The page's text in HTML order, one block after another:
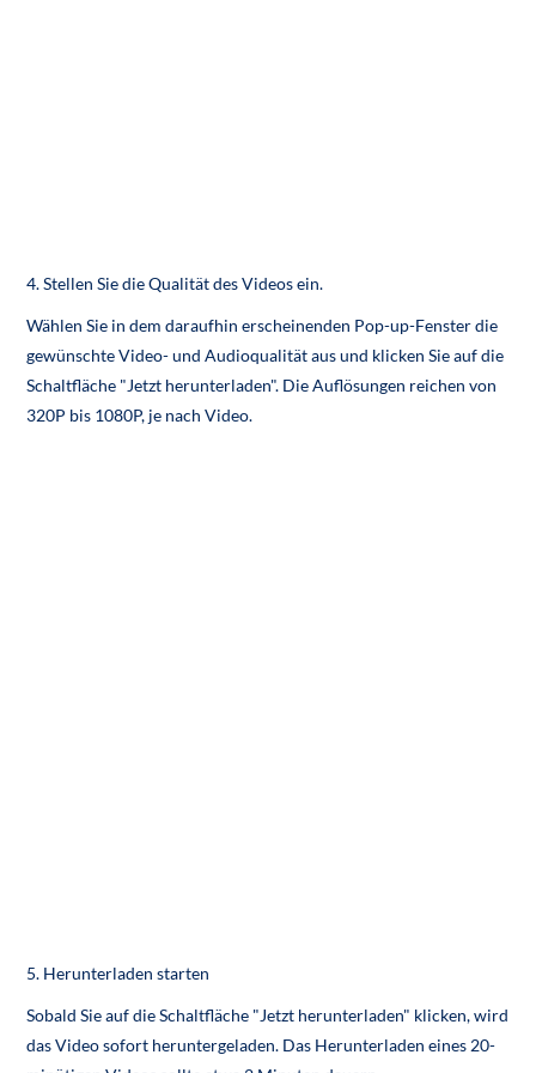
4. Stellen Sie die Qualität des Videos ein.
Wählen Sie in dem daraufhin erscheinenden Pop-up-Fenster die
gewünschte Video- und Audioqualität aus und klicken Sie auf die
Schaltfläche "Jetzt herunterladen". Die Auflösungen reichen von
320P bis 1080P, je nach Video.
5. Herunterladen starten
Sobald Sie auf die Schaltfläche "Jetzt herunterladen" klicken, wird
das Video sofort heruntergeladen. Das Herunterladen eines 20-